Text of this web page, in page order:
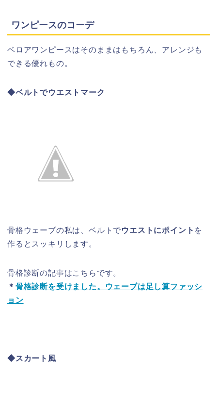
ワンピースのコーデ
ベロアワンピースはそのままはもちろん、アレンジも
できる優れもの。
◆ベルトでウエストマーク
骨格ウェーブの私は、ベルトでウエストにポイント を
作るとスッキリします。
骨格診断の記事はこちらです。
＊ 骨格診断を受けました。ウェーブは足し算ファッシ
ョン
◆スカート風